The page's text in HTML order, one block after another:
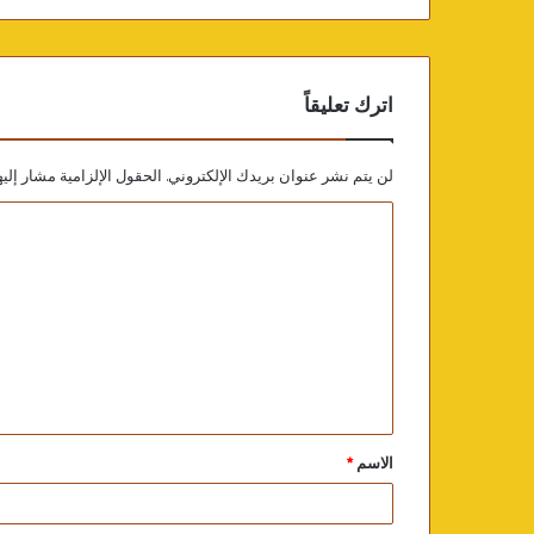
اترك تعليقاً
لن يتم نشر عنوان بريدك الإلكتروني. الحقول الإلزامية مشار
الاسم*